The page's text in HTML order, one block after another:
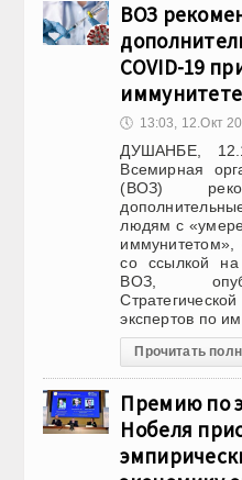
ВОЗ
COVID-19
иммунитете
🕔 13:03, 12.Окт
ДУШАНБЕ,
Всемирная
(ВОЗ)
людям с
со ссылкой на
ВОЗ,
экспертов по
Прочитать
Премию по
Нобеля